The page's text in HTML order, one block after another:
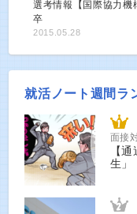
選考情報【国際協力機
卒
2015.05.28
就活ノート週間ラ
面接
【
生」